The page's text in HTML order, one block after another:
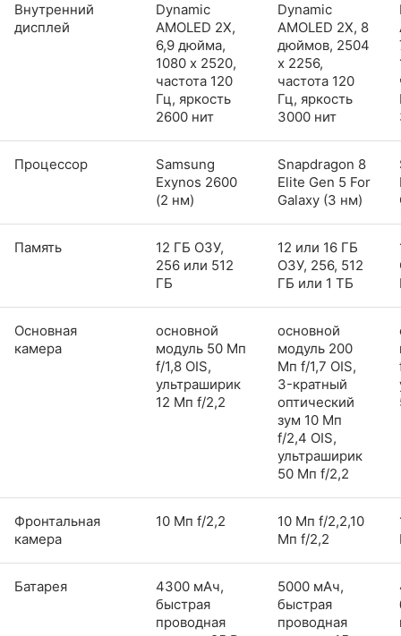
Внутренний
дисплей
Dynamic
AMOLED 2X,
6,9 дюйма,
1080 x 2520,
частота 120
Гц, яркость
2600 нит
Dynamic
AMOLED 2X, 8
дюймов, 2504
x 2256,
частота 120
Гц, яркость
3000 нит
Процессор
Samsung
Exynos 2600
(2 нм)
Snapdragon 8
Elite Gen 5 For
Galaxy (3 нм)
Память
12 ГБ ОЗУ,
256 или 512
ГБ
12 или 16 ГБ
ОЗУ, 256, 512
ГБ или 1 ТБ
Основная
камера
основной
модуль 50 Мп
f/1,8 OIS,
ультраширик
12 Мп f/2,2
основной
модуль 200
Мп f/1,7 OIS,
3-кратный
оптический
зум 10 Мп
f/2,4 OIS,
ультраширик
50 Мп f/2,2
Фронтальная
камера
10 Мп f/2,2
10 Мп f/2,2,10
Мп f/2,2
Батарея
4300 мАч,
быстрая
проводная
5000 мАч,
быстрая
проводная